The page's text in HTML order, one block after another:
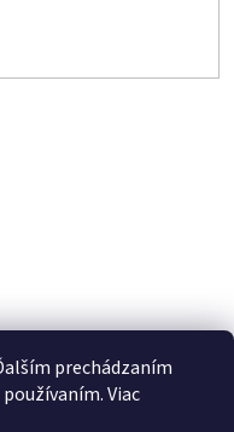
prechádzaním
Viac